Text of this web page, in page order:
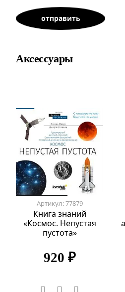
Аксессуары
Артикул: 77879
Книга знаний
«Космос. Непустая
пустота»
920 ₽